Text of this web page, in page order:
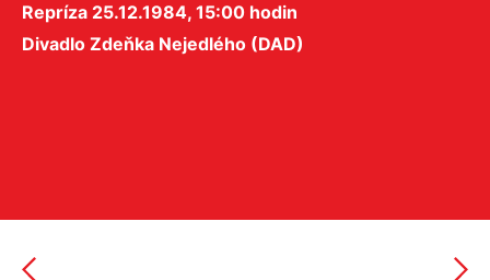
Repríza 25.12.1984, 15:00 hodin
Divadlo Zdeňka Nejedlého (DAD)